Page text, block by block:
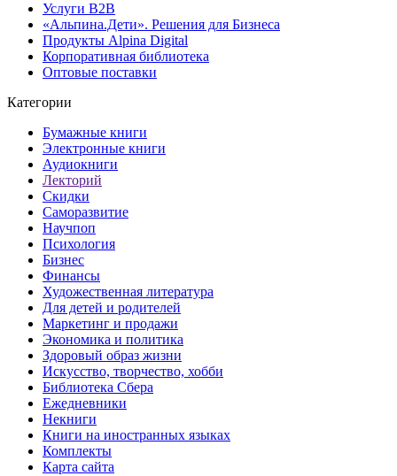
Услуги B2B
«Альпина.Дети». Решения для Бизнеса
Продукты Alpina Digital
Корпоративная библиотека
Оптовые поставки
Категории
Бумажные книги
Электронные книги
Аудиокниги
Лекторий
Скидки
Саморазвитие
Научпоп
Психология
Бизнес
Финансы
Художественная литература
Для детей и родителей
Маркетинг и продажи
Экономика и политика
Здоровый образ жизни
Искусство, творчество, хобби
Библиотека Сбера
Ежедневники
Некниги
Книги на иностранных языках
Комплекты
Карта сайта